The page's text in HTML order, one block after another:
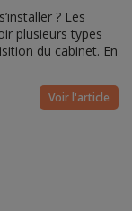
? Les
plusieurs types
du cabinet. En
Voir l'article